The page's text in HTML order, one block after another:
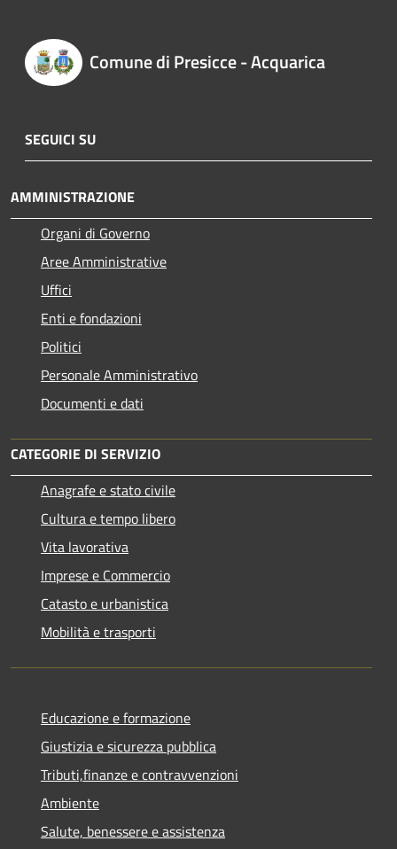
Comune di Presicce - Acquarica
SEGUICI SU
AMMINISTRAZIONE
Organi di Governo
Aree Amministrative
Uffici
Enti e fondazioni
Politici
Personale Amministrativo
Documenti e dati
CATEGORIE DI SERVIZIO
Anagrafe e stato civile
Cultura e tempo libero
Vita lavorativa
Imprese e Commercio
Catasto e urbanistica
Mobilità e trasporti
Educazione e formazione
Giustizia e sicurezza pubblica
Tributi,finanze e contravvenzioni
Ambiente
Salute, benessere e assistenza